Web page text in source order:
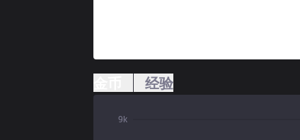
经验
9k